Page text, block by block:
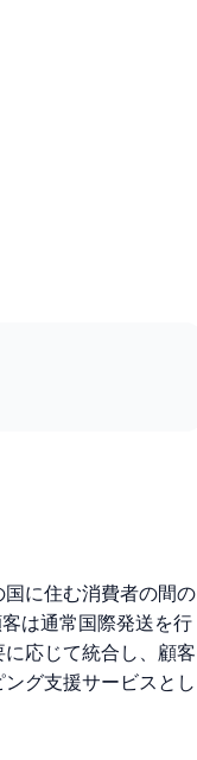
に住む消費者の間の
は通常国際発送を行
応じて統合し、顧客
グ支援サービスとし